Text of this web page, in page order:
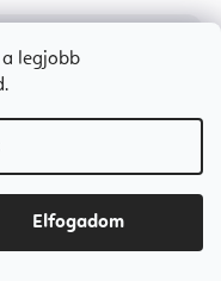
legjobb
Elfogadom